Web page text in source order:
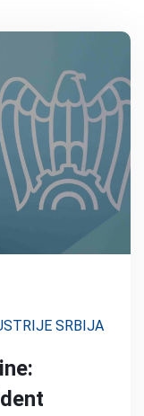
SRBIJA